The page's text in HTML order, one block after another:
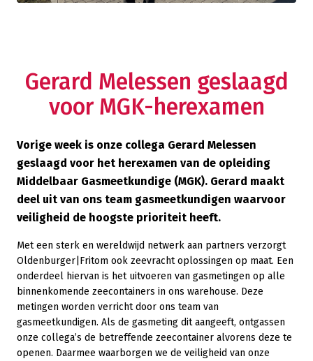
Gerard Melessen geslaagd
voor MGK-herexamen
Vorige week is onze collega Gerard Melessen
geslaagd voor het herexamen van de opleiding
Middelbaar Gasmeetkundige (MGK). Gerard maakt
deel uit van ons team gasmeetkundigen waarvoor
veiligheid de hoogste prioriteit heeft.
Met een sterk en wereldwijd netwerk aan partners verzorgt
Oldenburger|Fritom ook zeevracht oplossingen op maat. Een
onderdeel hiervan is het uitvoeren van gasmetingen op alle
binnenkomende zeecontainers in ons warehouse. Deze
metingen worden verricht door ons team van
gasmeetkundigen. Als de gasmeting dit aangeeft, ontgassen
onze collega’s de betreffende zeecontainer alvorens deze te
openen. Daarmee waarborgen we de veiligheid van onze